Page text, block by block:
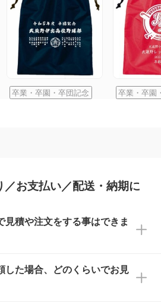
卒業・卒園・卒団記念 卒業・卒園
／お支払い／配送・納期に
見積や注文をする事はできま
文フォームにて『ゲストの
らお進みのうえ、ご依頼く
した場合、どのくらいでお見